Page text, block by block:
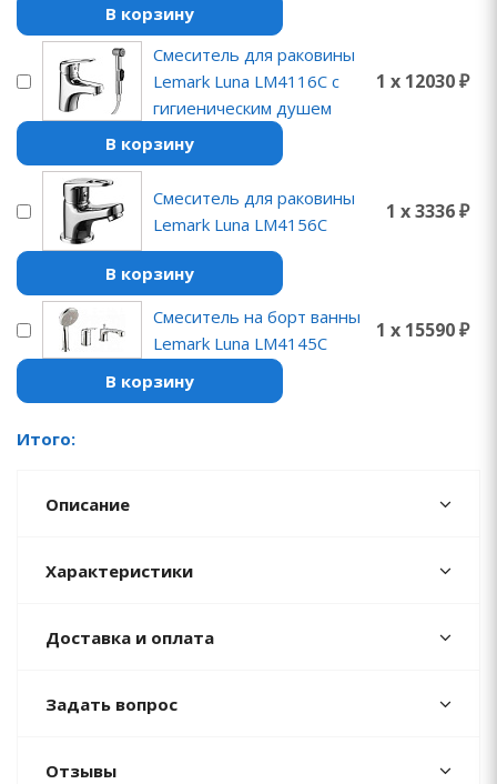
В корзину
Смеситель для раковины
Lemark Luna LM4116C с
гигиеническим душем
1 x 12030 ₽
В корзину
Смеситель для раковины
Lemark Luna LM4156C
1 x 3336 ₽
В корзину
Смеситель на борт ванны
Lemark Luna LM4145C
1 x 15590 ₽
В корзину
Итого:
Описание
Характеристики
Доставка и оплата
Задать вопрос
Отзывы